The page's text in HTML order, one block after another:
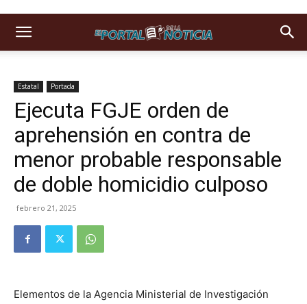
Estatal Portada
Ejecuta FGJE orden de
aprehensión en contra de
menor probable responsable
de doble homicidio culposo
febrero 21, 2025
Elementos de la Agencia Ministerial de Investigación